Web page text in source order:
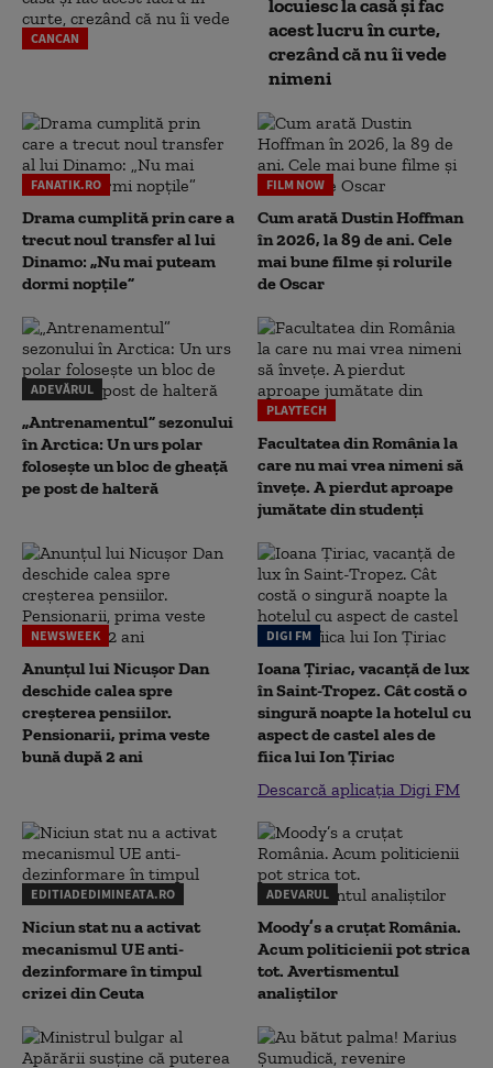
CANCAN
locuiesc la casă și fac
acest lucru în curte,
crezând că nu îi vede
nimeni
FANATIK.RO
Drama cumplită prin care a
trecut noul transfer al lui
Dinamo: „Nu mai puteam
dormi nopțile”
FILM NOW
Cum arată Dustin Hoffman
în 2026, la 89 de ani. Cele
mai bune filme și rolurile
de Oscar
ADEVĂRUL
„Antrenamentul” sezonului
în Arctica: Un urs polar
folosește un bloc de gheață
pe post de halteră
PLAYTECH
Facultatea din România la
care nu mai vrea nimeni să
înveţe. A pierdut aproape
jumătate din studenţi
NEWSWEEK
Anunțul lui Nicușor Dan
deschide calea spre
creșterea pensiilor.
Pensionarii, prima veste
bună după 2 ani
DIGI FM
Ioana Țiriac, vacanță de lux
în Saint-Tropez. Cât costă o
singură noapte la hotelul cu
aspect de castel ales de
fiica lui Ion Țiriac
Descarcă aplicația Digi FM
EDITIADEDIMINEATA.RO
Niciun stat nu a activat
mecanismul UE anti-
dezinformare în timpul
crizei din Ceuta
ADEVARUL
Moody’s a cruțat România.
Acum politicienii pot strica
tot. Avertismentul
analiștilor